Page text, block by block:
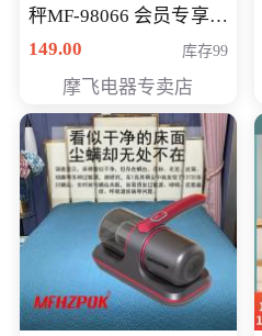
秤MF-98066 会员专享价
98元
149.00 库存99
摩飞电器专卖店